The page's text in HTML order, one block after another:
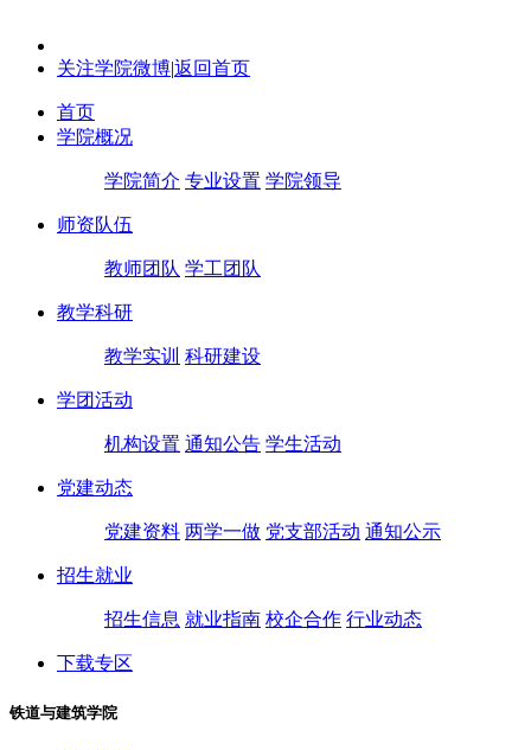
关注学院微博|返回首页
首页
学院概况
学院简介 专业设置 学院领导
师资队伍
教师团队 学工团队
教学科研
教学实训 科研建设
学团活动
机构设置 通知公告 学生活动
党建动态
党建资料 两学一做 党支部活动 通知公示
招生就业
招生信息 就业指南 校企合作 行业动态
下载专区
铁道与建筑学院